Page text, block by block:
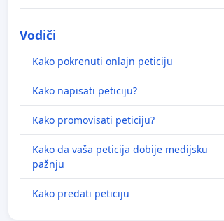
Vodiči
Kako pokrenuti onlajn peticiju
Kako napisati peticiju?
Kako promovisati peticiju?
Kako da vaša peticija dobije medijsku
pažnju
Kako predati peticiju